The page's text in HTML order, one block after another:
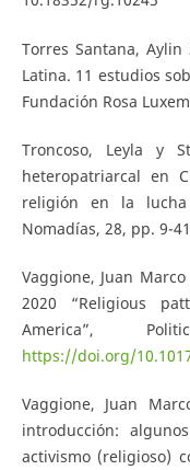
Torres Santana,
Latina. 11 estudios
Fundación Rosa
Troncoso, Leyla y
heteropatriarcal en
religión en la lucha
Nomadías, 28, pp. 9-
Vaggione, Juan
2020 “Religious
America”,
https://doi.org/
Vaggione, Juan
introducción:
activismo (religioso)